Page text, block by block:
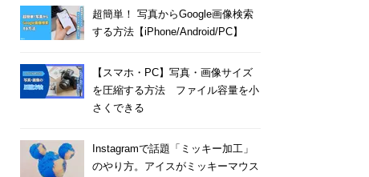
超簡単！ 写真からGoogle画像検索
する方法【iPhone/Android/PC】
【スマホ・PC】写真・画像サイズ
を圧縮する方法 ファイル容量を小
さくできる
Instagramで話題「ミッキー加工」
のやり方。アイスがミッキーマウス